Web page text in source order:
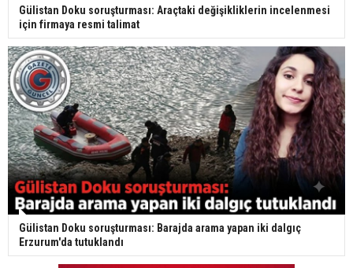
Gülistan Doku soruşturması: Araçtaki değişikliklerin incelenmesi
için firmaya resmi talimat
Gülistan Doku soruşturması: Barajda arama yapan iki dalgıç
Erzurum'da tutuklandı